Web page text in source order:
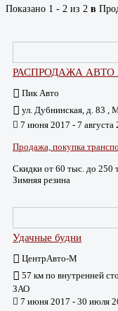
Показано 1 - 2 из 2 в
РАСПРОДАЖА АВТО
Пик Авто
ул. Дубнинская, д. 83 ,
7 июня 2017 - 7 августа
Продажа, покупка
Скидки от 60 тыс. до 250
Зимняя резина
Удачные будни
ЦентрАвто-М
57 км по внутренней
ЗАО
7 июня 2017 - 30 июля